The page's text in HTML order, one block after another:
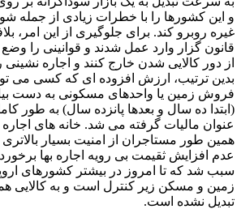
و این کشورها را با خطرات زیادی از
غیره روبرو کند. برای جلوگیری از این امر،
قانون گزار وارد عمل شدند و قوانینی را
از دور کالایی شدن خارج کنند و اجاره نشینی
بدین ترتیب، ارزش افزوده ای که کسی می
فروش زمین یا واحدهای مسکونی به دست
(ابتدا ده سال و بعدها پانزده سال) به طور
عنوان مالیات گرفته می شد. خانه های اجاره
همین طور مستاجران از امنیت بسیار
عدم افزایش ثقیمت بی رویه اجاره بها
سبب شد که تا امروز در بیشتر کشورهای
زمین و مسکن زیر کنترل است و به کالایی
تبدیل نشده است.